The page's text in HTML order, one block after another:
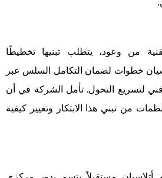
من وعود، يتطلب تبنيها تخطيطًا
خطوات لضمان التكامل السلس عبر
لتسريع التحول. تأمل الشركة في أن
من تبني هذا الابتكار وتغيير كيفية